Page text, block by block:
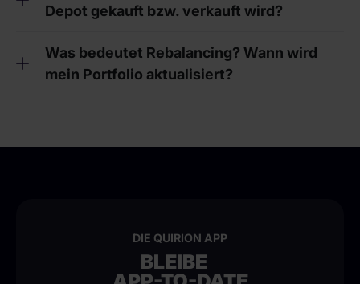
Depot gekauft bzw. verkauft wird?
Was bedeutet Rebalancing? Wann wird
mein Portfolio aktualisiert?
DIE QUIRION APP
BLEIBE